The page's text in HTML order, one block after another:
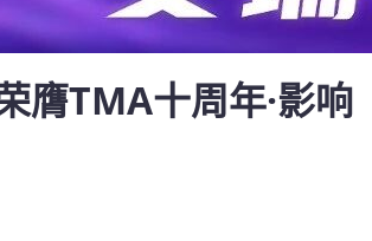
膺TMA十周年·影响